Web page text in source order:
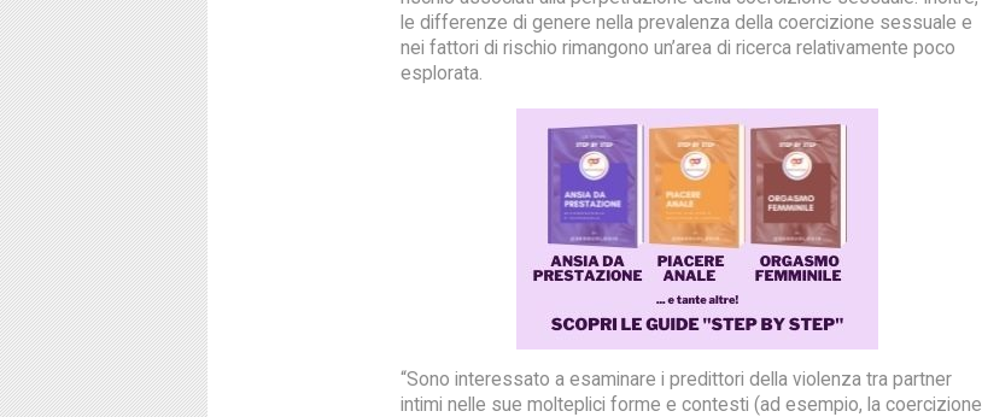
le differenze di genere nella prevalenza della coercizione sessuale e
nei fattori di rischio rimangono un’area di ricerca relativamente poco
esplorata.
“Sono interessato a esaminare i predittori della violenza tra partner
intimi nelle sue molteplici forme e contesti (ad esempio, la coercizione